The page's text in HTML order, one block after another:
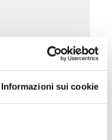
Informazioni sui cookie